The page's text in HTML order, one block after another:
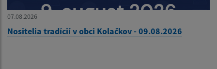
07.08.2026
Nositelia tradícií v obci Kolačkov - 09.08.2026